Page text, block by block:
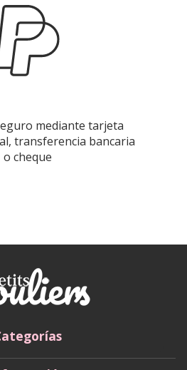
mediante tarjeta
transferencia bancaria
o cheque